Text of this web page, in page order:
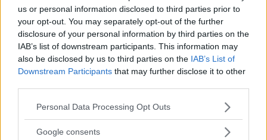
us or personal information disclosed to third parties prior to
your opt-out. You may separately opt-out of the further
disclosure of your personal information by third parties on the
IAB’s list of downstream participants. This information may
also be disclosed by us to third parties on the IAB’s List of
Downstream Participants that may further disclose it to other
Please note that this website/app uses one or more Google
not limited to your visit or usage behaviour. You may click to
Personal Data Processing Opt Outs
Google consents
HONDA
Få vårt nyhetsbrev utan kostnad
Genom att anmäla dig godkänner du OK-förlagets
personuppgiftspolicy.